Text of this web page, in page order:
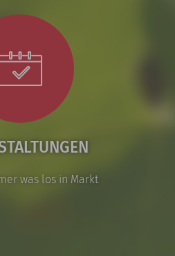
was los in Markt